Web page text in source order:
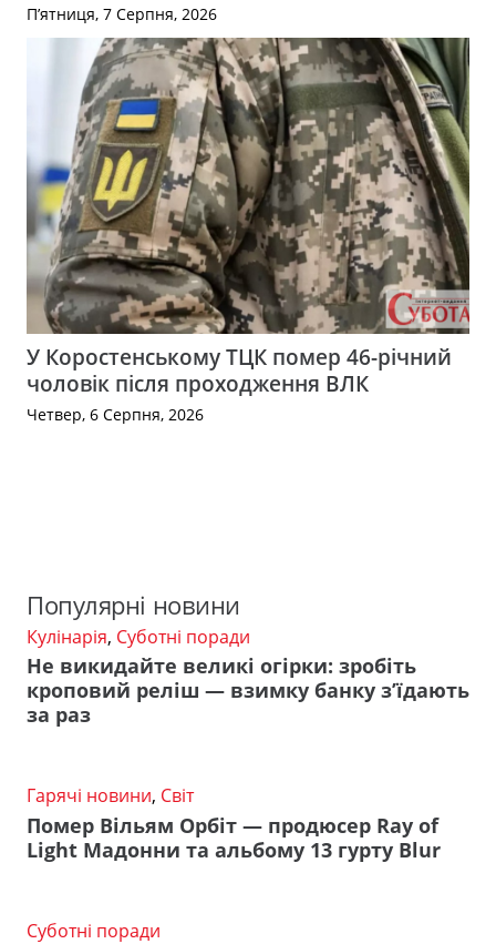
П’ятниця, 7 Серпня, 2026
У Коростенському ТЦК помер 46-річний
чоловік після проходження ВЛК
Четвер, 6 Серпня, 2026
Популярні новини
Кулінарія, Суботні поради
Не викидайте великі огірки: зробіть
кроповий реліш — взимку банку з’їдають
за раз
Гарячі новини, Світ
Помер Вільям Орбіт — продюсер Ray of
Light Мадонни та альбому 13 гурту Blur
Суботні поради